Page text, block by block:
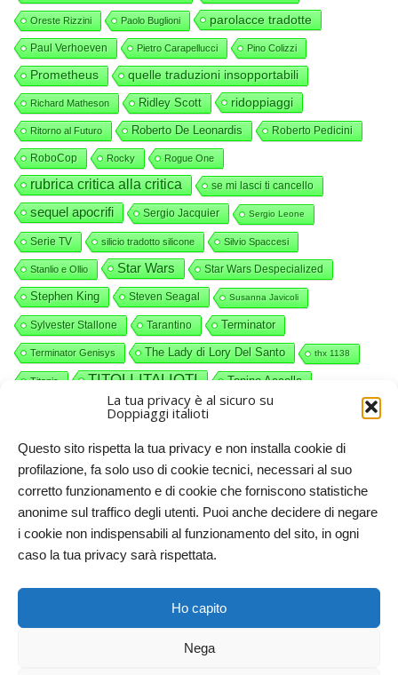
La tua privacy è al sicuro su
Doppiaggi italioti
Questo sito rispetta la tua privacy e non installa cookie di
profilazione, fa solo uso di cookie tecnici, necessari al suo
corretto funzionamento e di cookie che forniscono statistiche
anonime sul traffico degli utenti. Puoi anche decidere di negare
i cookie non indispensabili al funzionamento del sito, in ogni
caso la tua privacy sarà rispettata.
Ho capito
Nega
Oreste Rizzini Paolo Buglioni parolacce tradotte
Paul Verhoeven Pietro Carapellucci Pino Colizzi
Prometheus quelle traduzioni insopportabili
Richard Matheson Ridley Scott ridoppiaggi
Ritorno al Futuro Roberto De Leonardis Roberto Pedicini
RoboCop Rocky Rogue One
rubrica critica alla critica se mi lasci ti cancello
sequel apocrifi Sergio Jacquier Sergio Leone
Serie TV silicio tradotto silicone Silvio Spaccesi
Stanlio e Ollio Star Wars Star Wars Despecialized
Stephen King Steven Seagal Susanna Javicoli
Sylvester Stallone Tarantino Terminator
Terminator Genisys The Lady di Lory Del Santo thx 1138
Titanic TITOLI ITALIOTI Tonino Accolla
videocommenti Willy Wonka
Doppiaggi italioti, 2011-2025. Licenze CC-BY-NC Creative
Commons – Attribuzione – Non commerciale